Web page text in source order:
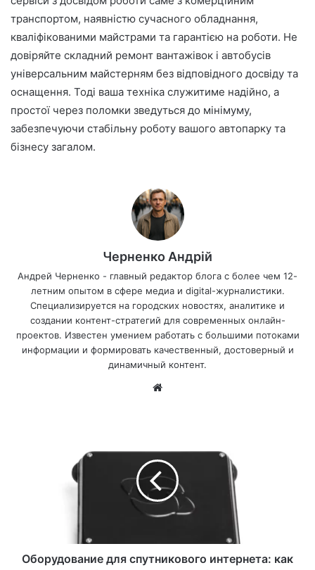
транспортом, наявністю сучасного обладнання,
кваліфікованими майстрами та гарантією на роботи. Не
довіряйте складний ремонт вантажівок і автобусів
універсальним майстерням без відповідного досвіду та
оснащення. Тоді ваша техніка служитиме надійно, а
простої через поломки зведуться до мінімуму,
забезпечуючи стабільну роботу вашого автопарку та
бізнесу загалом.
Черненко Андрій
Андрей Черненко - главный редактор блога с более чем 12-
летним опытом в сфере медиа и digital-журналистики.
Специализируется на городских новостях, аналитике и
создании контент-стратегий для современных онлайн-
проектов. Известен умением работать с большими потоками
информации и формировать качественный, достоверный и
динамичный контент.
Оборудование для спутникового интернета: как